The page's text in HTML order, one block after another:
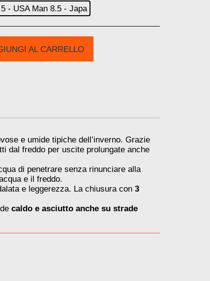
- USA Man 8.5 - Japa
AL CARRELLO
e umide tipiche dell’inverno. Grazie
dal freddo per uscite prolungate anche
di penetrare senza rinunciare alla
e il freddo.
e leggerezza. La chiusura con 3
caldo e asciutto anche su strade